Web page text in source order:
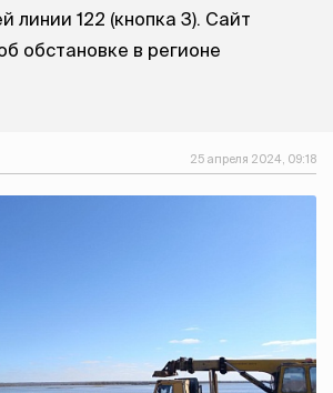
линии 122 (кнопка 3). Сайт
обстановке в регионе
25 апреля 2024, 09:18